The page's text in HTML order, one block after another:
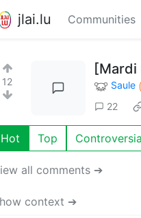
jlai.lu Communities
12
[Mardi
Saule
22
Hot Top
all comments ➔
context ➔